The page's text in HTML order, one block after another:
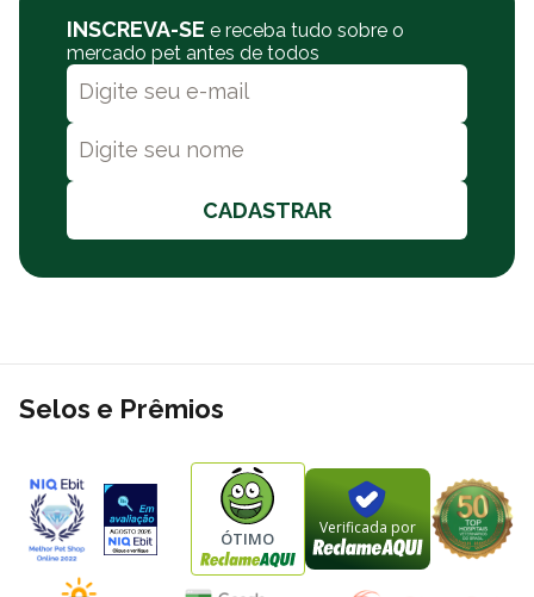
nossa política de frete.
INSCREVA-SE e receba tudo sobre o
mercado pet antes de todos
CADASTRAR
Selos e Prêmios
ÓTIMO Verificada por